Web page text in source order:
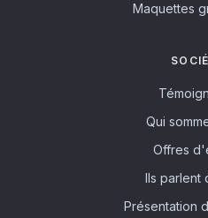
Maquettes
Qui
Offres
Ils parlent
Présentation